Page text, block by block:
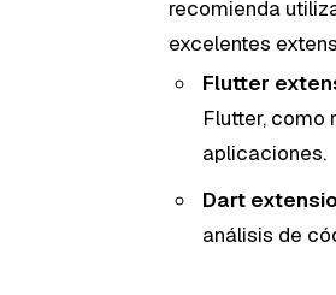
recomienda
excelentes
Flutter
Flutter, como
aplicaciones.
Dart
análisis de